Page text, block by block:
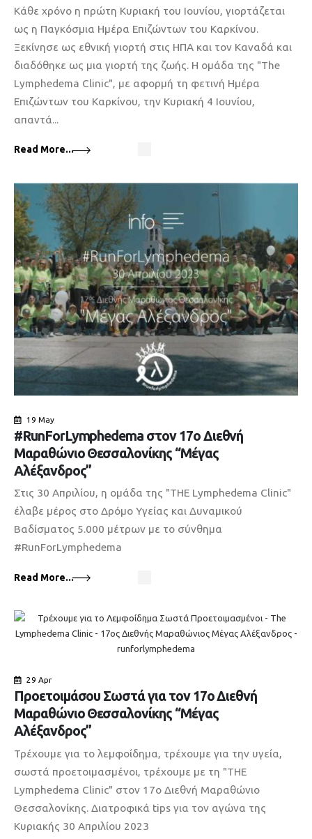
Κάθε χρόνο η πρώτη Κυριακή του Ιουνίου, γιορτάζεται
ως η Παγκόσμια Ημέρα Επιζώντων του Καρκίνου.
Ξεκίνησε ως εθνική γιορτή στις ΗΠΑ και τον Καναδά και
διαδόθηκε ως μια γιορτή της ζωής. Η ομάδα της "The
Lymphedema Clinic", με αφορμή τη φετινή Ημέρα
Επιζώντων του Καρκίνου, την Κυριακή 4 Ιουνίου,
απαντά...
Read More...
19 May
#RunForLymphedema στον 17ο Διεθνή
Μαραθώνιο Θεσσαλονίκης “Μέγας
Αλέξανδρος”
Στις 30 Απριλίου, η ομάδα της "THE Lymphedema Clinic"
έλαβε μέρος στο Δρόμο Υγείας και Δυναμικού
Βαδίσματος 5.000 μέτρων με το σύνθημα
#RunForLymphedema
Read More...
29 Apr
Προετοιμάσου Σωστά για τον 17ο Διεθνή
Μαραθώνιο Θεσσαλονίκης “Μέγας
Αλέξανδρος”
Τρέχουμε για το λεμφοίδημα, τρέχουμε για την υγεία,
σωστά προετοιμασμένοι, τρέχουμε με τη "THE
Lymphedema Clinic" στον 17o Διεθνή Μαραθώνιο
Θεσσαλονίκης. Διατροφικά tips για τον αγώνα της
Κυριακής 30 Απριλίου 2023